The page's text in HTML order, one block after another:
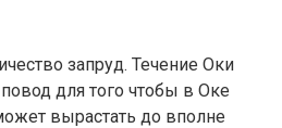
запруд. Течение Оки
для того чтобы в Оке
вырастать до вполне